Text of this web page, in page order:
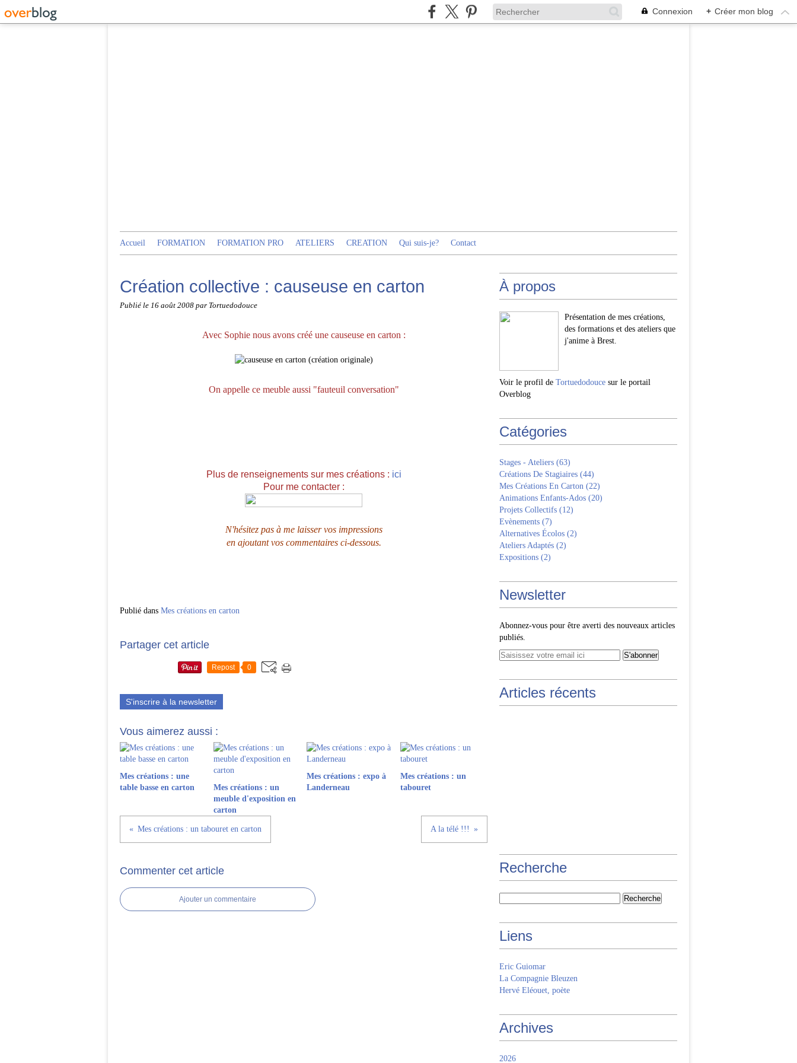
Connexion + Créer mon blog
Accueil FORMATION FORMATION PRO ATELIERS CREATION Qui suis-je? Contact
Création collective : causeuse en carton
Publié le 16 août 2008 par Tortuedodouce
Avec Sophie nous avons créé une causeuse en carton :
On appelle ce meuble aussi "fauteuil conversation"
Plus de renseignements sur mes créations : ici
Pour me contacter:
N'hésitez pas à me laisser vos impressions
en ajoutant vos commentaires ci-dessous.
Publié dans Mes créations en carton
Partager cet article
Repost 0
S'inscrire à la newsletter
Vous aimerez aussi :
Mes créations : une
table basse en carton
Mes créations : un
meuble d'exposition en
carton
Mes créations : expo à
Landerneau
Mes créations : un
tabouret
Mes créations : un tabouret en carton A la télé !!!
Commenter cet article
Ajouter un commentaire
À propos
Présentation de mes créations,
des formations et des ateliers que
j'anime à Brest.
Voir le profil de Tortuedodouce sur le portail
Overblog
Catégories
Stages - Ateliers (63)
Créations De Stagiaires (44)
Mes Créations En Carton (22)
Animations Enfants-Ados (20)
Projets Collectifs (12)
Evènements (7)
Alternatives Écolos (2)
Ateliers Adaptés (2)
Expositions (2)
Newsletter
Abonnez-vous pour être averti des nouveaux articles
publiés.
Articles récents
Recherche
Liens
Eric Guiomar
La Compagnie Bleuzen
Hervé Eléouet, poète
Archives
2026